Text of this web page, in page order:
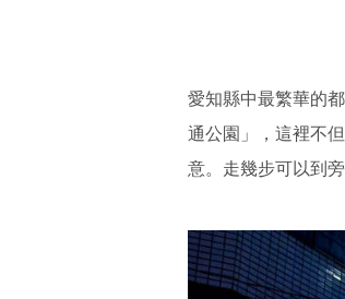
愛知縣中最繁華的
通公園」，這裡不
意。走幾步可以到